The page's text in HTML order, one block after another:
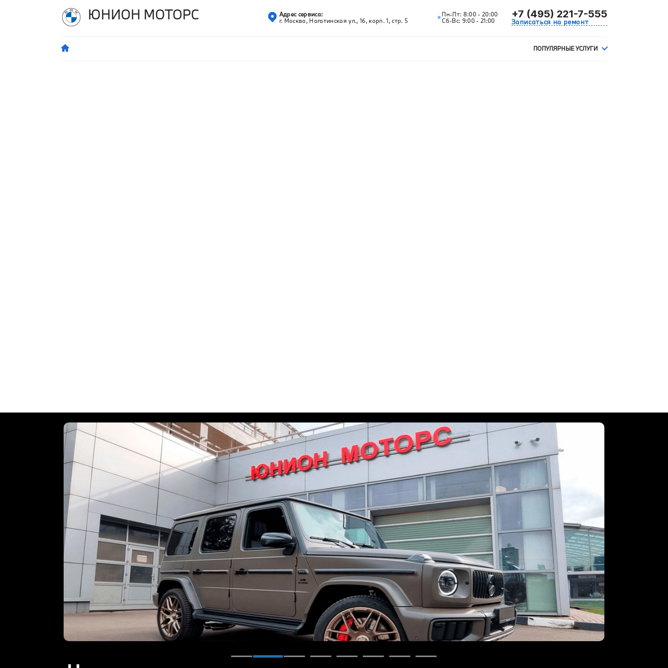
ЮНИОН МОТОРС
Адрес сервиса:
г. Москва, Нагатинская ул., 16, корп. 1, стр. 5
Пн-Пт: 8:00 - 20:00
Сб-Вс: 9:00 - 21:00
+7 (495) 221-7-555
Записаться на ремонт
ПОПУЛЯРНЫЕ УСЛУГИ